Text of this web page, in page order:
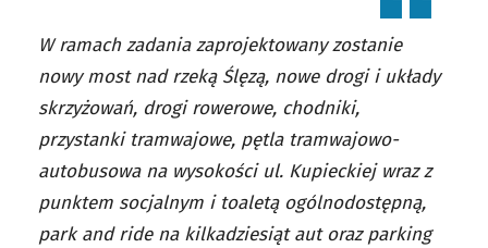
W ramach zadania zaprojektowany zostanie
nowy most nad rzeką Ślęzą, nowe drogi i układy
skrzyżowań, drogi rowerowe, chodniki,
przystanki tramwajowe, pętla tramwajowo-
autobusowa na wysokości ul. Kupieckiej wraz z
punktem socjalnym i toaletą ogólnodostępną,
park and ride na kilkadziesiąt aut oraz parking